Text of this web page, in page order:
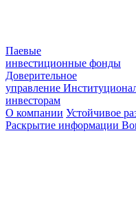
Паевые
инвестиционные фонды
Доверительное
управление
инвесторам
О компании Устойчивое
Раскрытие информации